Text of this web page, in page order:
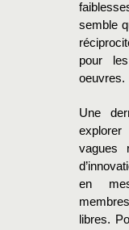
semble
pour
oeuvres.
Une
explorer
vagues
en
libres.